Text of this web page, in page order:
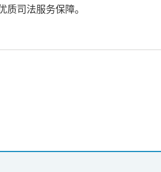
司法服务保障。